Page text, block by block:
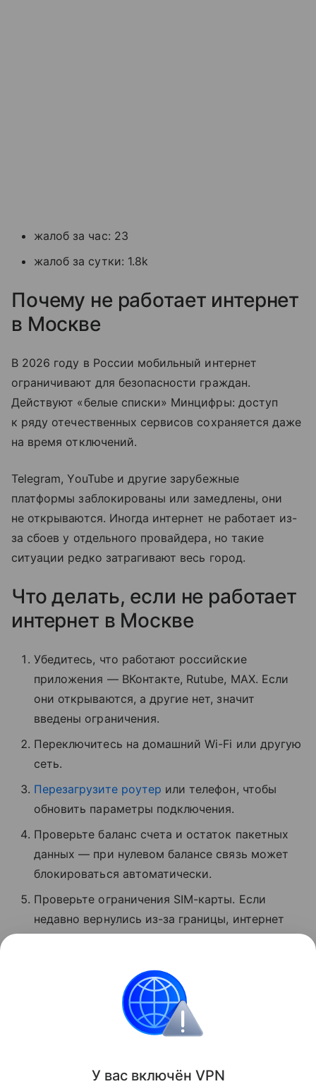
жалоб за час: 23
жалоб за сутки: 1.8k
Почему не работает интернет
в Москве
В 2026 году в России мобильный интернет
ограничивают для безопасности граждан.
Действуют «белые списки» Минцифры: доступ
к ряду отечественных сервисов сохраняется даже
на время отключений.
Telegram, YouTube и другие зарубежные
платформы заблокированы или замедлены, они
не открываются. Иногда интернет не работает из-
за сбоев у отдельного провайдера, но такие
ситуации редко затрагивают весь город.
Что делать, если не работает
интернет в Москве
Убедитесь, что работают российские
приложения — ВКонтакте, Rutube, MAX. Если
они открываются, а другие нет, значит
введены ограничения.
Переключитесь на домашний Wi-Fi или другую
сеть.
Перезагрузите роутер или телефон, чтобы
обновить параметры подключения.
Проверьте баланс счета и остаток пакетных
данных — при нулевом балансе связь может
блокироваться автоматически.
Проверьте ограничения SIM-карты. Если
недавно вернулись из-за границы, интернет
оператора и уточните, почему нет связи.
Интернет
Поделиться
У вас включён VPN